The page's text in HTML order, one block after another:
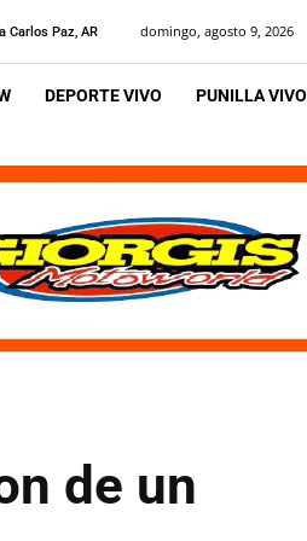
Carlos Paz, AR domingo, agosto 9, 2026
DEPORTE VIVO PUNILLA VIVO
de un